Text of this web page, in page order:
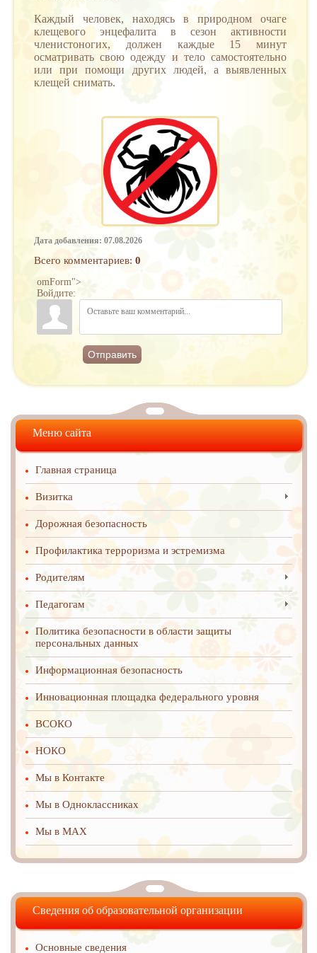
Каждый человек, находясь в природном очаге
клещевого энцефалита в сезон активности
членистоногих, должен каждые 15 минут
осматривать свою одежду и тело самостоятельно
или при помощи других людей, а выявленных
клещей снимать.
Дата добавления: 07.08.2026
Всего комментариев: 0
omForm">
Войдите:
Отправить
Меню сайта
Главная страница
Визитка
Дорожная безопасность
Профилактика терроризма и эстремизма
Родителям
Педагогам
Политика безопасности в области защиты
персональных данных
Информационная безопасность
Инновационная площадка федерального уровня
ВСОКО
НОКО
Мы в Контакте
Мы в Одноклассниках
Мы в MAX
Сведения об образовательной организации
Основные сведения